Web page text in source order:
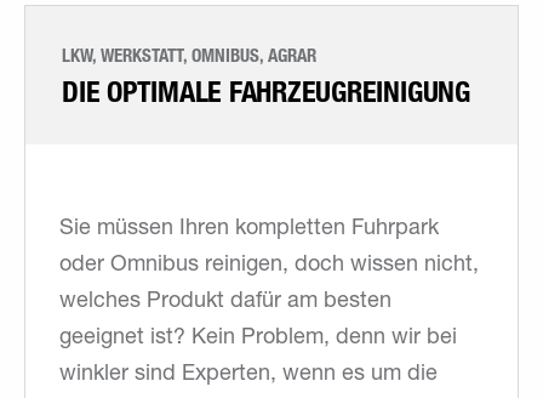
LKW, WERKSTATT, OMNIBUS, AGRAR
DIE OPTIMALE FAHRZEUGREINIGUNG
Sie müssen Ihren kompletten Fuhrpark
oder Omnibus reinigen, doch wissen nicht,
welches Produkt dafür am besten
geeignet ist? Kein Problem, denn wir bei
winkler sind Experten, wenn es um die